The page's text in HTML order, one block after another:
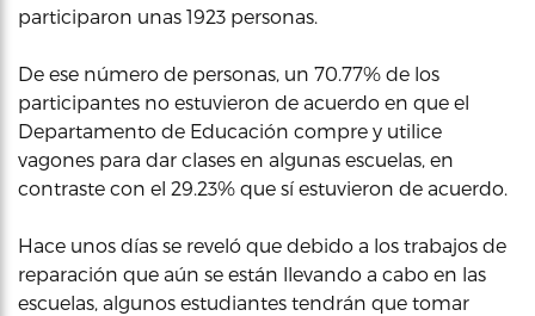
participaron unas 1923 personas.
De ese número de personas, un 70.77% de los
participantes no estuvieron de acuerdo en que el
Departamento de Educación compre y utilice
vagones para dar clases en algunas escuelas, en
contraste con el 29.23% que sí estuvieron de acuerdo.
Hace unos días se reveló que debido a los trabajos de
reparación que aún se están llevando a cabo en las
escuelas, algunos estudiantes tendrán que tomar